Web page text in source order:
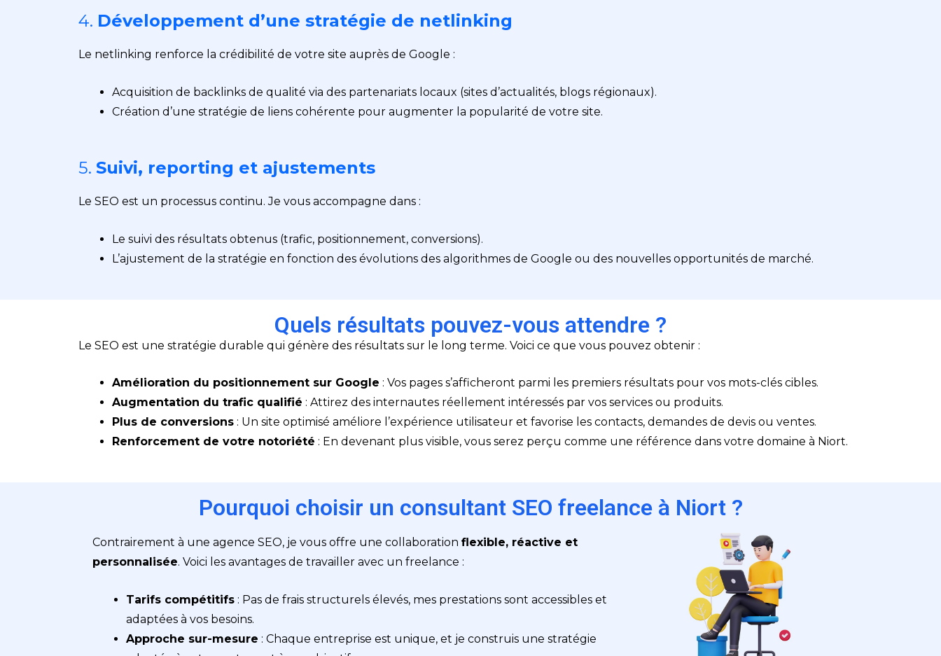
4. Développement d’une stratégie de netlinking
Le netlinking renforce la crédibilité de votre site auprès de Google :
Acquisition de backlinks de qualité via des partenariats locaux (sites d’actualités, blogs régionaux).
Création d’une stratégie de liens cohérente pour augmenter la popularité de votre site.
5. Suivi, reporting et ajustements
Le SEO est un processus continu. Je vous accompagne dans :
Le suivi des résultats obtenus (trafic, positionnement, conversions).
L’ajustement de la stratégie en fonction des évolutions des algorithmes de Google ou des nouvelles opportunités de marché.
Quels résultats pouvez-vous attendre ?
Le SEO est une stratégie durable qui génère des résultats sur le long terme. Voici ce que vous pouvez obtenir :
Amélioration du positionnement sur Google : Vos pages s’afficheront parmi les premiers résultats pour vos mots-clés cibles.
Augmentation du trafic qualifié : Attirez des internautes réellement intéressés par vos services ou produits.
Plus de conversions : Un site optimisé améliore l’expérience utilisateur et favorise les contacts, demandes de devis ou ventes.
Renforcement de votre notoriété : En devenant plus visible, vous serez perçu comme une référence dans votre domaine à Niort.
Pourquoi choisir un consultant SEO freelance à Niort ?
Contrairement à une agence SEO, je vous offre une collaboration flexible, réactive et
personnalisée. Voici les avantages de travailler avec un freelance :
Tarifs compétitifs : Pas de frais structurels élevés, mes prestations sont accessibles et
adaptées à vos besoins.
Approche sur-mesure : Chaque entreprise est unique, et je construis une stratégie